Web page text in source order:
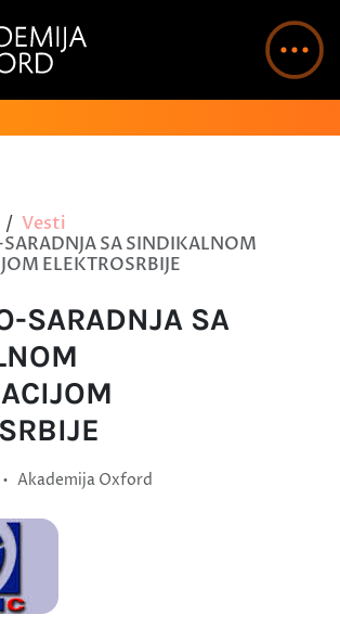
Vesti
SA SINDIKALNOM
ELEKTROSRBIJE
SARADNJA SA
• Akademija Oxford